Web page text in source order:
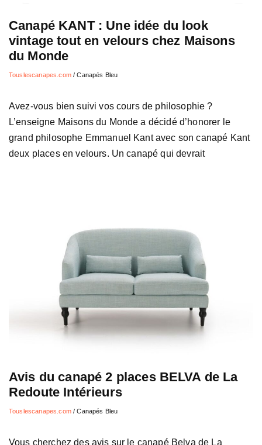
Canapé KANT : Une idée du look
vintage tout en velours chez Maisons
du Monde
Touslescanapes.com/Canapés Bleu
Avez-vous bien suivi vos cours de philosophie ?
L’enseigne Maisons du Monde a décidé d’honorer le
grand philosophe Emmanuel Kant avec son canapé Kant
deux places en velours. Un canapé qui devrait
Avis du canapé 2 places BELVA de La
Redoute Intérieurs
Touslescanapes.com/Canapés Bleu
Vous cherchez des avis sur le canapé Belva de La